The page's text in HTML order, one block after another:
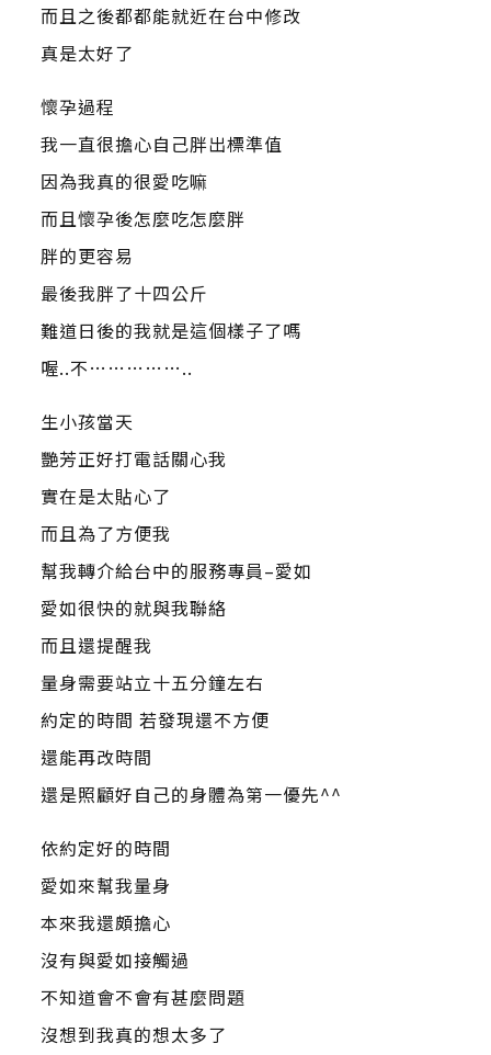
而且之後都都能就近在台中修改
真是太好了
懷孕過程
我一直很擔心自己胖出標準值
因為我真的很愛吃嘛
而且懷孕後怎麼吃怎麼胖
胖的更容易
最後我胖了十四公斤
難道日後的我就是這個樣子了嗎
喔..不……………..
生小孩當天
艷芳正好打電話關心我
實在是太貼心了
而且為了方便我
幫我轉介給台中的服務專員–愛如
愛如很快的就與我聯絡
而且還提醒我
量身需要站立十五分鐘左右
約定的時間 若發現還不方便
還能再改時間
還是照顧好自己的身體為第一優先^^
依約定好的時間
愛如來幫我量身
本來我還頗擔心
沒有與愛如接觸過
不知道會不會有甚麼問題
沒想到我真的想太多了